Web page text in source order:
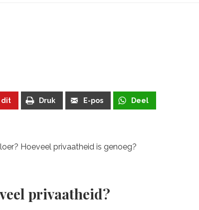
dit Druk E-pos Deel
Hoeveel privaatheid is genoeg?
privaatheid?